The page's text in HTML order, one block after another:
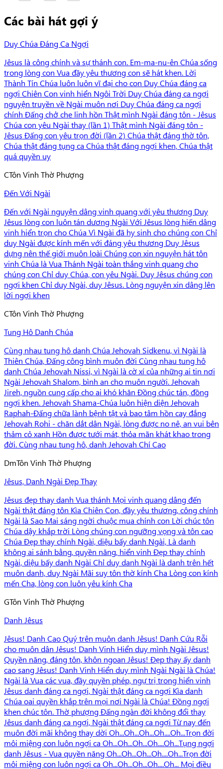
Các bài hát gợi ý
Duy Chúa Đáng Ca Ngợi
Jêsus là công chính và sự thánh con. Em-ma-nu-ên Chúa sống
trong lòng con Vua đầy yêu thương con sẽ hát khen. Lời
Thành Tín Chúa luôn luôn vĩ đại cho con Duy Chúa đáng ca
ngợi Chiên Con vinh hiển Ngôi Trời Duy Chúa đáng ca ngợi
nguyện truyền về Ngài muôn nơi Duy Chúa đáng ca ngợi
chính Đấng chở che linh hồn Thật mình Ngài đáng tôn - Jêsus
Chúa con yêu Ngài thay (lần 1) Thật mình Ngài đáng tôn -
Jêsus Đấng con yêu trọn đời (lần 2) Chúa thật đáng thờ tôn,
Chúa thật đáng tụng ca Chúa thật đáng ngợi khen, Chúa thật
quá quyền uy
CTôn Vinh Thờ Phượng
Đến Với Ngài
Đến với Ngài nguyện dâng vinh quang với yêu thương Duy
Jêsus lòng con luôn tán dương Ngài Với Jêsus lòng hiến dâng
vinh hiển trọn cho Chúa Vì Ngài đã hy sinh cho chúng con Chỉ
duy Ngài được kính mến với đáng yêu thương Duy Jêsus
dựng nên thế giới muôn loài Chúng con xin nguyện hát tôn
vinh Chúa là Vua Thánh Ngài toàn thắng vinh quang cho
chúng con Chỉ duy Chúa, con yêu Ngài. Duy Jêsus chúng con
ngợi khen Chỉ duy Ngài, duy Jêsus. Lòng nguyện xin dâng lên
lời ngợi khen
CTôn Vinh Thờ Phượng
Tung Hô Danh Chúa
Cùng nhau tung hô danh Chúa Jehovah Sidkenu, vì Ngài là
Thiên Chúa, Đấng công bình muôn đời Cùng nhau tung hô
danh Chúa Jehovah Nissi, vì Ngài là cờ xí của những ai tin nơi
Ngài Jehovah Shalom, bình an cho muôn người. Jehovah
Jireh, nguồn cung cấp cho ai khó khăn Đồng chúc tán, đồng
ngợi khen. Jehovah Shama-Chúa luôn hiện diện Jehovah
Raphah-Đấng chữa lành bệnh tật và bao tâm hồn cay đắng
Jehovah Rohi - chăn dắt dân Ngài, lòng được no nê, an vui bên
thảm cỏ xanh Hồn được tưới mát, thỏa mãn khát khao trong
đời. Cùng nhau tung hô, danh Jehovah Chí Cao
DmTôn Vinh Thờ Phượng
Jêsus, Danh Ngài Đẹp Thay
Jêsus đẹp thay danh Vua thánh Mọi vinh quang dâng đến
Ngài thật đáng tôn Kìa Chiên Con, đầy yêu thương, công chính
Ngài là Sao Mai sáng ngời chuộc mua chính con Lời chúc tôn
Chúa dậy khắp trời Lòng chúng con ngưỡng vọng và tôn cao
Chúa Đẹp thay chính Ngài, diệu bấy danh Ngài, Là danh
không ai sánh bằng, quyền năng, hiển vinh Đẹp thay chính
Ngài, diệu bấy danh Ngài Chỉ duy danh Ngài là danh trên hết
muôn danh, duy Ngài Mãi suy tôn thờ kính Cha Lòng con kính
mến Cha, lòng con luôn yêu kính Cha
GTôn Vinh Thờ Phượng
Danh Jêsus
Jêsus! Danh Cao Quý trên muôn danh Jêsus! Danh Cứu Rỗi
cho muôn dân Jêsus! Danh Vinh Hiển duy mình Ngài Jêsus!
Quyền năng, đáng tôn, khôn ngoan Jêsus! Đẹp thay ấy danh
cao sang Jêsus! Danh Vinh Hiển duy mình Ngài Ngài là Chúa!
Ngài là Vua các vua, đầy quyền phép, ngự trị trong hiển vinh
Jêsus danh đáng ca ngợi, Ngài thật đáng ca ngợi Kìa danh
Chúa oai quyền khắp trên mọi nơi Ngài là Chúa! Đồng ngợi
khen chúc tôn. Thờ phượng Đấng ngàn đời không đổi thay
Jêsus danh đáng ca ngợi, Ngài thật đáng ca ngợi Từ nay đến
muôn đời mãi không thay dời Oh...Oh...Oh...Oh....Oh...Trọn đời
môi miệng con luôn ngợi ca Oh...Oh...Oh...Oh....Oh...Tụng ngợi
danh Jêsus - Vua quyền năng Oh...Oh...Oh...Oh....Oh...Trọn đời
môi miệng con luôn ngợi ca Oh...Oh...Oh...Oh....Oh... Mọi điều